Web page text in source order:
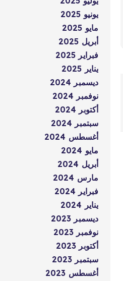
يونيو 2025
مايو 2025
أبريل 2025
فبراير 2025
يناير 2025
ديسمبر 2024
نوفمبر 2024
أكتوبر 2024
سبتمبر 2024
أغسطس 2024
مايو 2024
أبريل 2024
مارس 2024
فبراير 2024
يناير 2024
ديسمبر 2023
نوفمبر 2023
أكتوبر 2023
سبتمبر 2023
أغسطس 2023